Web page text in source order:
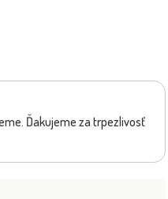
Ďakujeme za trpezlivosť